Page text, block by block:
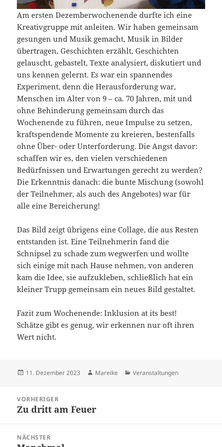
Am ersten Dezemberwochenende durfte ich eine
Kreativgruppe mit anleiten. Wir haben gemeinsam
gesungen und Musik gemacht, Musik in Bilder
übertragen, Geschichten erzählt, Geschichten
gelauscht, gebastelt, Texte analysiert, diskutiert und
uns kennen gelernt. Es war ein spannendes
Experiment, denn die Herausforderung war,
Menschen im Alter von 9 – ca. 70 Jahren, mit und
ohne Behinderung gemeinsam durch das
Wochenende zu führen, neue Impulse zu setzen,
kraftspendende Momente zu kreieren, bestenfalls
ohne Über- oder Unterforderung. Die Angst davor:
schaffen wir es, den vielen verschiedenen
Bedürfnissen und Erwartungen gerecht zu werden?
Die Erkenntnis danach: die bunte Mischung (sowohl
der Teilnehmer, als auch des Angebotes) war für
alle eine Bereicherung!
Das Bild zeigt übrigens eine Collage, die aus Resten
entstanden ist. Eine Teilnehmerin fand die
Schnipsel zu schade zum wegwerfen und wollte
sich einige mit nach Hause nehmen, von anderen
kam die Idee, sie aufzukleben, schließlich hat ein
kleiner Trupp gemeinsam ein neues Bild gestaltet.
Fazit zum Wochenende: Inklusion at its best!
Schätze gibt es genug, wir erkennen nur oft ihren
Wert nicht.
Veröffentlicht
11. Dezember 2023 Autor
Mareike Kategorien
Veranstaltungen
VORHERIGER
Vorheriger
Zu dritt am Feuer
NÄCHSTER